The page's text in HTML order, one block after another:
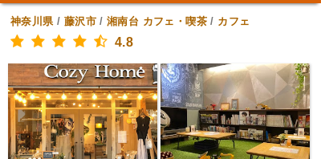
神奈川県/ 藤沢市/湘南台 カフェ・喫茶/ カフェ
4.8